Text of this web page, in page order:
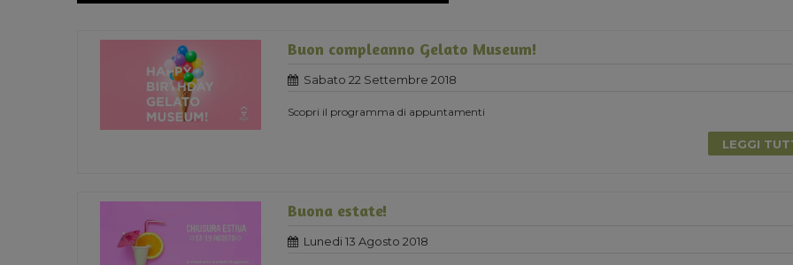
Buon compleanno Gelato Museum!
Sabato 22 Settembre 2018
Scopri il programma di appuntamenti
LEGGI
Buona estate!
Lunedi 13 Agosto 2018